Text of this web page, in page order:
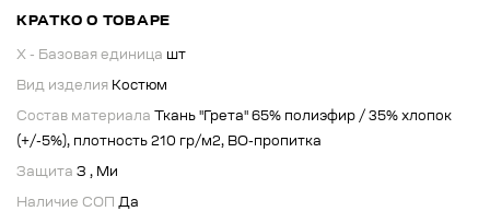
КРАТКО О ТОВАРЕ
X - Базовая единица шт
Вид изделия Костюм
Состав материала
Ткань "Грета" 65% полиэфир / 35% хлопок
(+/-5%), плотность 210 гр/м2, ВО-пропитка
Защита З , Ми
Наличие СОП Да